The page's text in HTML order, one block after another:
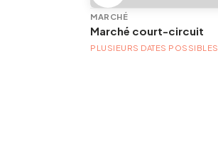
MARCHÉ
Marché court-circuit
PLUSIEURS DATES POSSIBLES